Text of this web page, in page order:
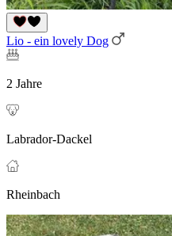
Lio - ein lovely Dog
2 Jahre
Labrador-Dackel
Rheinbach